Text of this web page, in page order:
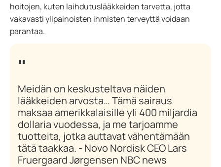
hoitojen, kuten laihdutuslääkkeiden tarvetta, jotta
vakavasti ylipainoisten ihmisten terveyttä voidaan
parantaa.
Meidän on keskusteltava näiden
lääkkeiden arvosta… Tämä sairaus
maksaa amerikkalaisille yli 400 miljardia
dollaria vuodessa, ja me tarjoamme
tuotteita, jotka auttavat vähentämään
tätä taakkaa. - Novo Nordisk CEO Lars
Fruergaard Jørgensen NBC news